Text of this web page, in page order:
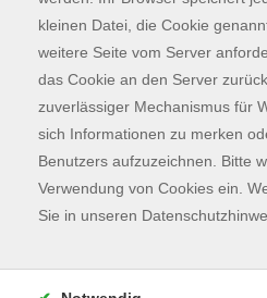
Der Kurs konnte nicht
kleinen Datei, die Cookie
weitere Seite vom Server
das Cookie an den Server
zuverlässiger Mechanismus für
sich Informationen zu merken
Benutzers aufzuzeichnen. Bitte
Verwendung von Cookies ein.
Sie in unseren